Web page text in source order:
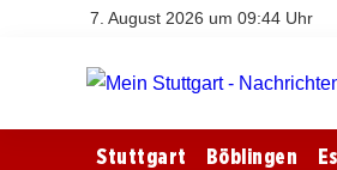
7. August 2026 um 09:44 Uhr
Stuttgart Böblingen